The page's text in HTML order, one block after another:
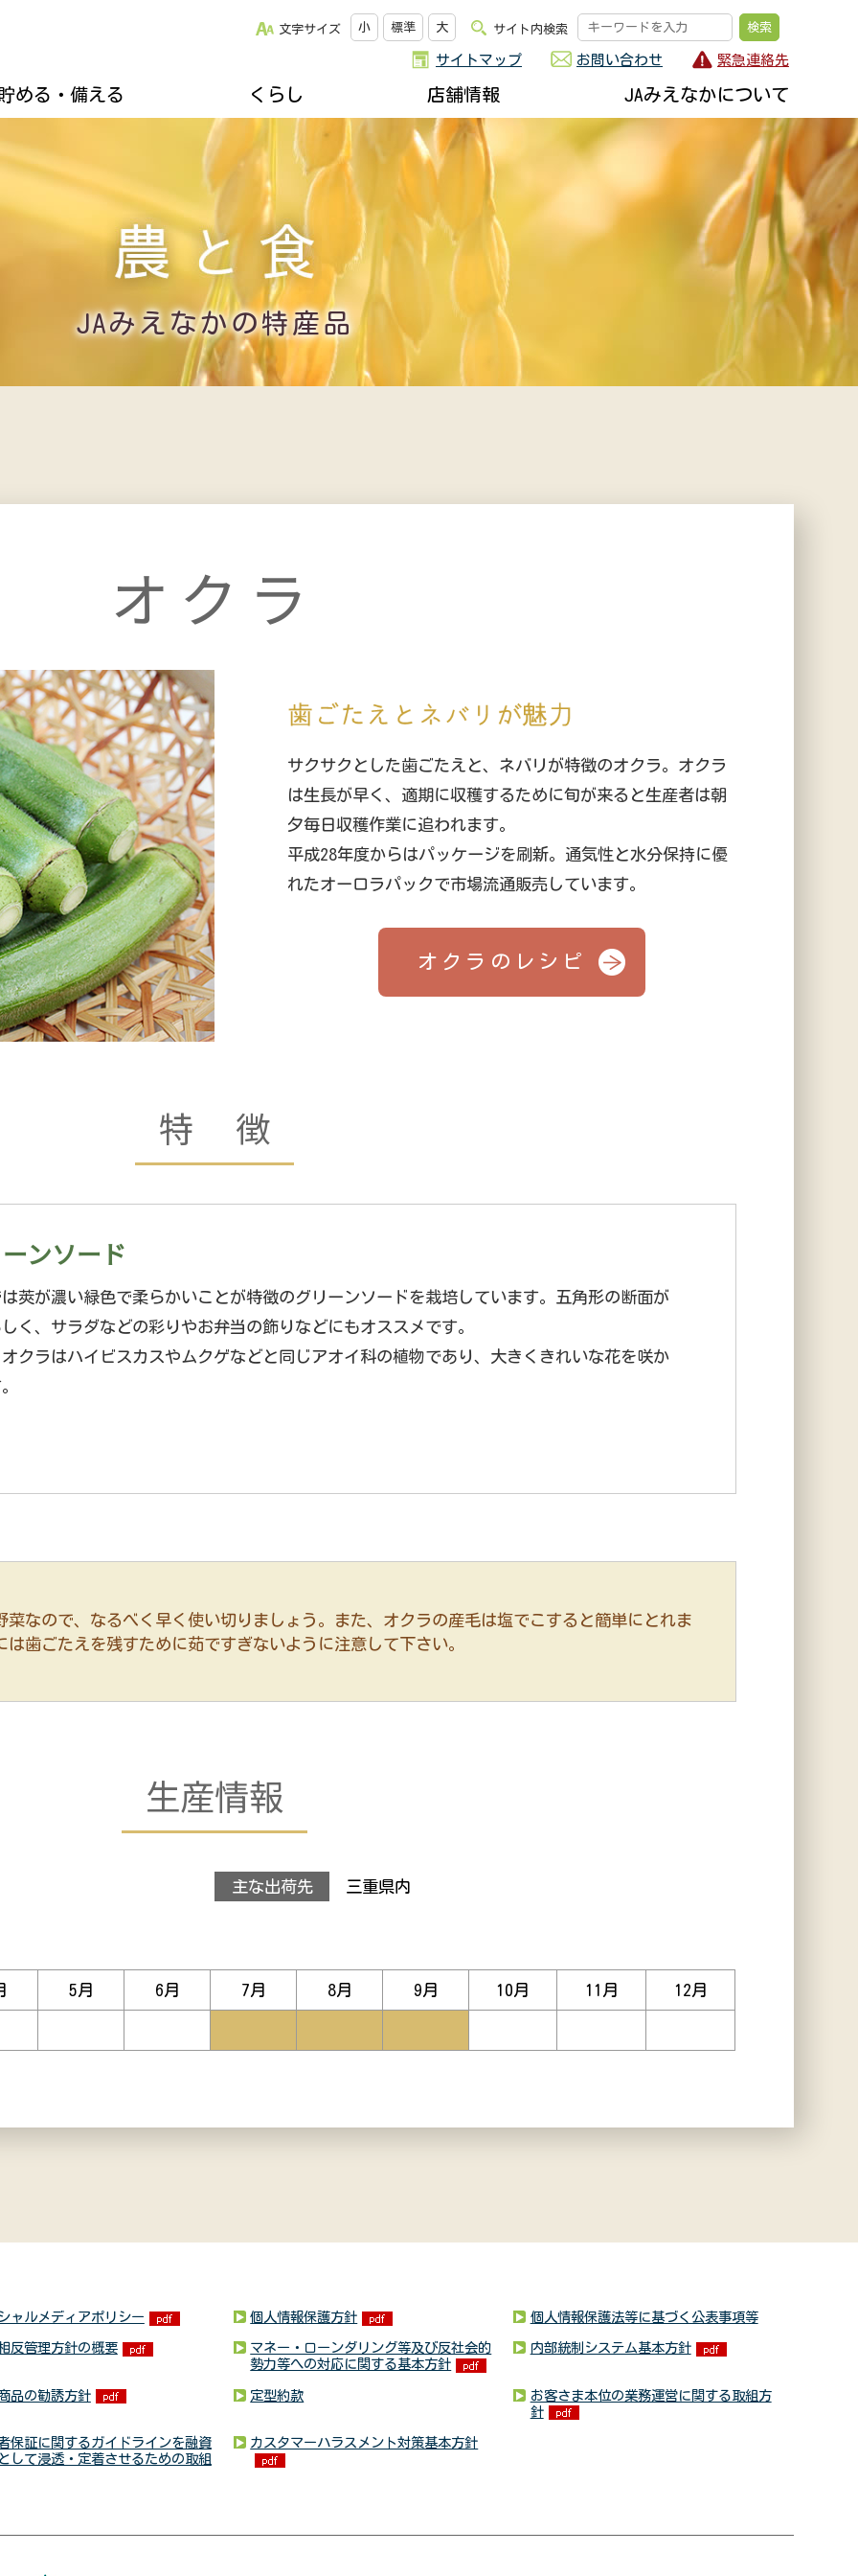
文字サイズ 小 標準 大 サイト内検索
サイトマップ お問い合わせ 緊急連絡先
楽しく家庭菜園
地域を支える生産者
郷土資料館のご案内
める・備える
ひと・いえ・くるまの保障（JA共済）
くらし
キッチンスタジオみちゅらる
年金友の会のご案内
不動産・相続に関すること
各種相談会
移動購買車「幸多ろう号」
店舗情報
JAみえなかについて
クロージャー
採用情報
組合員になりませんか
関連リンク集
JAみえなかの特産品
オクラ
サクサクとした歯ごたえと、ネバリが特徴のオクラ。オクラ
は生長が早く、適期に収穫するために旬が来ると生産者は朝
夕毎日収穫作業に追われます。
平成28年度からはパッケージを刷新。通気性と水分保持に優
れたオーロラパックで市場流通販売しています。
オクラのレシピ
特 徴
ンソード
莢が濃い緑色で柔らかいことが特徴のグリーンソードを栽培しています。五角形の断面が
く、サラダなどの彩りやお弁当の飾りなどにもオススメです。
クラはハイビスカスやムクゲなどと同じアオイ科の植物であり、大きくきれいな花を咲か
菜なので、なるべく早く使い切りましょう。また、オクラの産毛は塩でこすると簡単にとれま
は歯ごたえを残すために茹ですぎないように注意して下さい。
生産情報
主な出荷先 三重県内
5月 6月 7月 8月 9月 10月 11 月 12月
ャルメディアポリシー 個人情報保護方針 個人情報保護法等に基づく公表事項等
反管理方針の概要
マネー・ローンダリング等及び反社会的
勢力等への対応に関する基本方針
内部統制システム基本方針
品の勧誘方針 定型約款
お客さま本位の業務運営に関する取組方
針
保証に関するガイドラインを融資
して浸透・定着させるための取組
カスタマーハラスメント対策基本方針